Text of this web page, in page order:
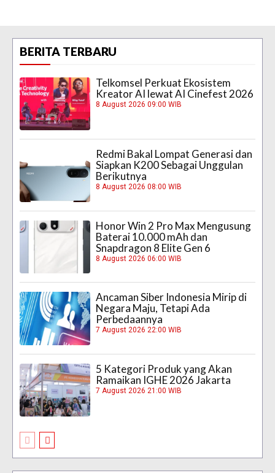
BERITA TERBARU
Telkomsel Perkuat Ekosistem
Kreator AI lewat AI Cinefest 2026
8 August 2026 09:00 WIB
Redmi Bakal Lompat Generasi dan
Siapkan K200 Sebagai Unggulan
Berikutnya
8 August 2026 08:00 WIB
Honor Win 2 Pro Max Mengusung
Baterai 10.000 mAh dan
Snapdragon 8 Elite Gen 6
8 August 2026 06:00 WIB
Ancaman Siber Indonesia Mirip di
Negara Maju, Tetapi Ada
Perbedaannya
7 August 2026 22:00 WIB
5 Kategori Produk yang Akan
Ramaikan IGHE 2026 Jakarta
7 August 2026 21:00 WIB